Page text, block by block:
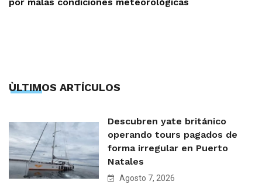
ÙLTIMOS ARTÍCULOS
Descubren yate británico
operando tours pagados de
forma irregular en Puerto
Natales
Agosto 7, 2026